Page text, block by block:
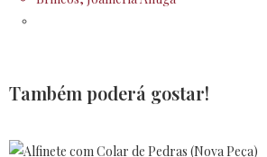
Também poderá gostar!